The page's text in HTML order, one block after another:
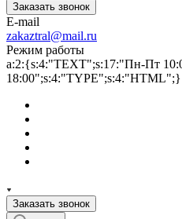
Заказать звонок
E-mail
zakaztral@mail.ru
Режим работы
a:2:{s:4:"TEXT";s:17:"Пн-Пт
18:00";s:4:"TYPE";s:4:"HTML";}
Заказать звонок